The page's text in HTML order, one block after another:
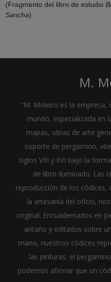
(Fragmento del libro de estudio
Sancha)
M.
"M. Moleiro es la empresa,
mundo, especializada en
mapas, obras de arte
soporte de pergamino,
siglos VIII y XVI bajo la
de libro iluminado. Las
reproducción de los códices,
la artesanía del oficio,
original. Encuadernados en
antaño y editados sobre
mano, nuestros códices
las pinturas, el
podemos afirmar que un